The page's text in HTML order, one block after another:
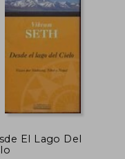
45%
dcto.
El Lago Del